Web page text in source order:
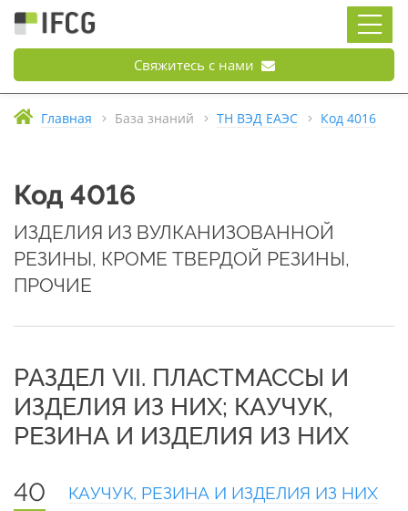
Свяжитесь с нами
Главная База знаний ТН ВЭД ЕАЭС Код 4016
Код 4016
ИЗДЕЛИЯ ИЗ ВУЛКАНИЗОВАННОЙ
РЕЗИНЫ, КРОМЕ ТВЕРДОЙ РЕЗИНЫ,
ПРОЧИЕ
РАЗДЕЛ VII. ПЛАСТМАССЫ И
ИЗДЕЛИЯ ИЗ НИХ; КАУЧУК,
РЕЗИНА И ИЗДЕЛИЯ ИЗ НИХ
40 КАУЧУК, РЕЗИНА И ИЗДЕЛИЯ ИЗ НИХ